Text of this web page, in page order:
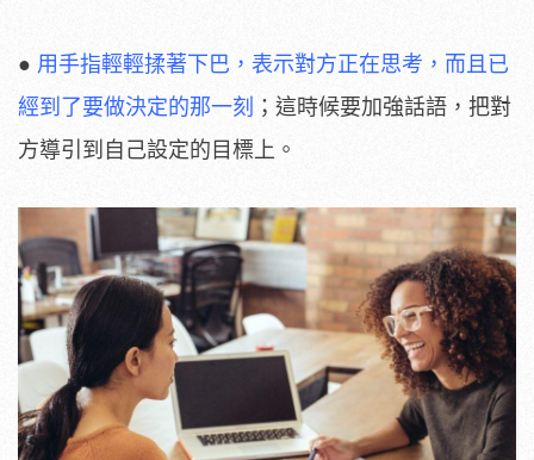
● 用手指輕輕揉著下巴，表示對方正在思考，而且已
經到了要做決定的那一刻 ；這時候要加強話語，把對
方導引到自己設定的目標上。